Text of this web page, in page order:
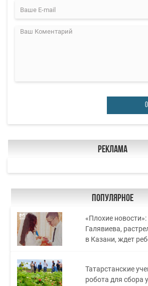
Реклама
Популярное
«Плохие новости»:
Галявиева,
в Казани, ждет
Татарстанские
робота для сбора